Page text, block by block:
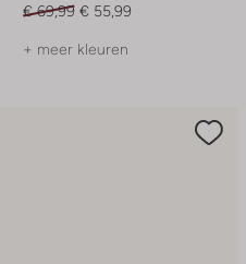
€ 69,99 € 55,99
+ meer kleuren